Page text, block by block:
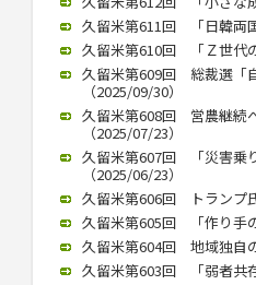
久留米第611回 「日韓両
久留米第610回 「Ｚ世代
久留米第609回 総裁選「
（2025/09/30）
久留米第608回 営農継続
（2025/07/23）
久留米第607回 「災害乗
（2025/06/23）
久留米第606回 トランプ
久留米第605回 「作り手
久留米第604回 地域独自
久留米第603回 「弱者共